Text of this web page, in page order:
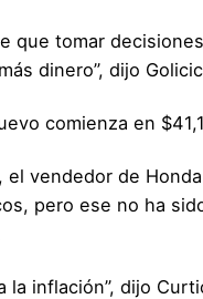
que tomar
dinero”, dijo
comienza en
vendedor de
pero ese no ha
la inflación”, dijo